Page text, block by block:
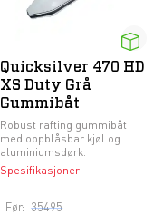
Quicksilver 470 HD
XS Duty Grå
Gummibåt
Robust rafting gummibåt
med oppblåsbar kjøl og
aluminiumsdørk.
Spesifikasjoner:
Før: 35495